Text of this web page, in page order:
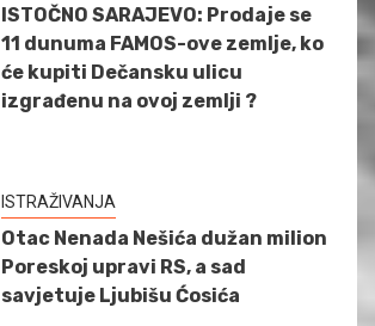
ISTOČNO SARAJEVO: Prodaje se
11 dunuma FAMOS-ove zemlje, ko
će kupiti Dečansku ulicu
izgrađenu na ovoj zemlji ?
ISTRAŽIVANJA
Otac Nenada Nešića dužan milion
Poreskoj upravi RS, a sad
savjetuje Ljubišu Ćosića